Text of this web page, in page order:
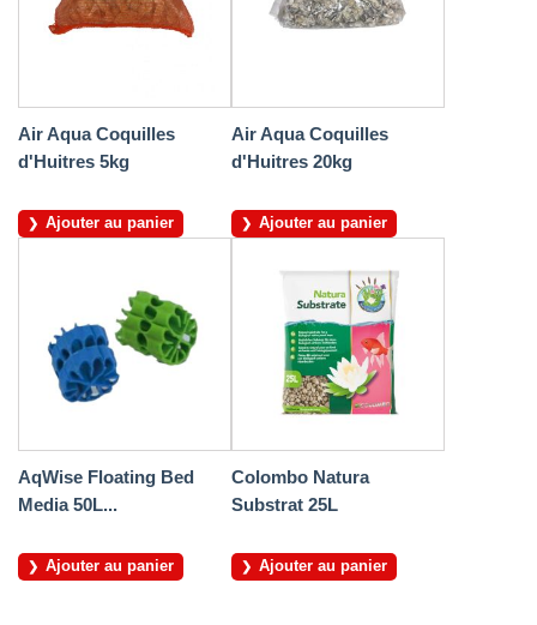
Air Aqua Coquilles
d'Huitres 5kg
Ajouter au panier
Air Aqua Coquilles
d'Huitres 20kg
Ajouter au panier
AqWise Floating Bed
Media 50L...
Ajouter au panier
Colombo Natura
Substrat 25L
Ajouter au panier